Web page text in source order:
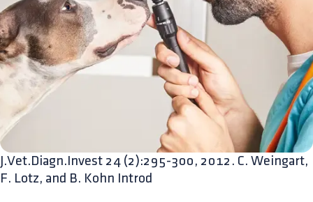
J.Vet.Diagn.Invest 24 (2):295-300, 2012. C. Weingart,
F. Lotz, and B. Kohn Introd